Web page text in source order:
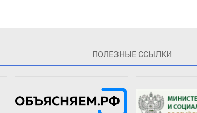
ПOЛЕЗНЫЕ ССЫЛКИ